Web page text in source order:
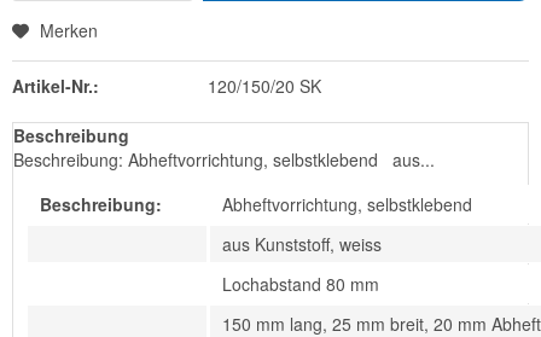
Merken
Artikel-Nr.: 120/150/20 SK
Beschreibung
Beschreibung: Abheftvorrichtung, selbstklebend aus...
Beschreibung:
Abheftvorrichtung, selbstklebend
aus Kunststoff, weiss
Lochabstand 80 mm
150 mm lang, 25 mm breit, 20 mm